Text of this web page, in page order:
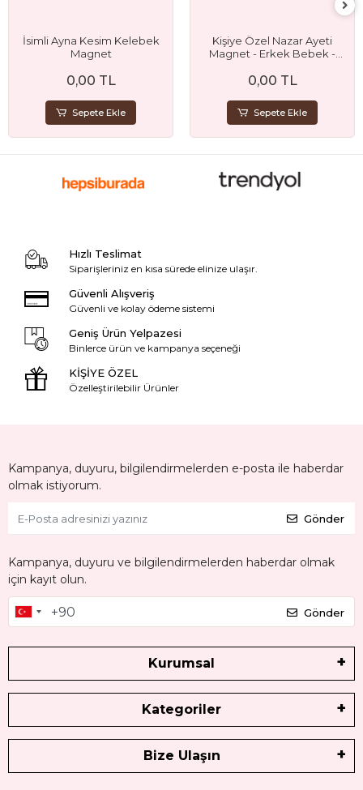
İsimli Ayna Kesim Kelebek
Magnet
0,00 TL
Sepete Ekle
Kişiye Özel Nazar Ayeti
Magnet - Erkek Bebek -
Hediyelik
0,00 TL
Sepete Ekle
Hızlı Teslimat
Siparişleriniz en kısa sürede elinize ulaşır.
Güvenli Alışveriş
Güvenli ve kolay ödeme sistemi
Geniş Ürün Yelpazesi
Binlerce ürün ve kampanya seçeneği
KİŞİYE ÖZEL
Özelleştirilebilir Ürünler
Kampanya, duyuru, bilgilendirmelerden e-posta ile haberdar
olmak istiyorum.
Gönder
Kampanya, duyuru ve bilgilendirmelerden haberdar olmak
için kayıt olun.
Gönder
Kurumsal
Kategoriler
Bize Ulaşın